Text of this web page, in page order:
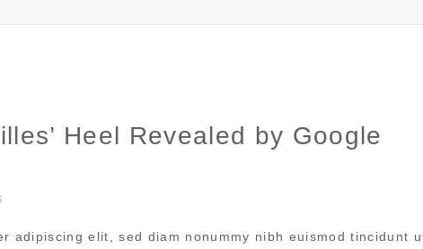
Heel Revealed by Google
adipiscing elit, sed diam nonummy nibh euismod tincidunt